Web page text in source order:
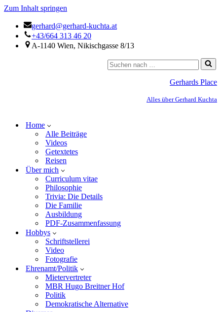
Zum Inhalt springen
gerhard@gerhard-kuchta.at
+43/664 313 46 20
A-1140 Wien, Nikischgasse 8/13
Gerhards Place
Alles über Gerhard Kuchta
Home
Alle Beiträge
Videos
Getextetes
Reisen
Über mich
Curriculum vitae
Philosophie
Trivia: Die Details
Die Familie
Ausbildung
PDF-Zusammenfassung
Hobbys
Schriftstellerei
Video
Fotografie
Ehrenamt/Politik
Mietervertreter
MBR Hugo Breitner Hof
Politik
Demokratische Alternative